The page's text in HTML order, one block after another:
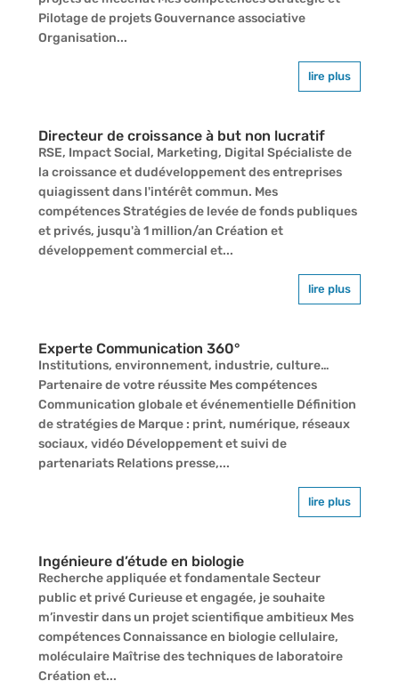
Pilotage de projets Gouvernance associative
Organisation...
lire plus
Directeur de croissance à but non lucratif
RSE, Impact Social, Marketing, Digital Spécialiste de
la croissance et dudéveloppement des entreprises
quiagissent dans l'intérêt commun. Mes
compétences Stratégies de levée de fonds publiques
et privés, jusqu'à 1 million/an Création et
développement commercial et...
lire plus
Experte Communication 360°
Institutions, environnement, industrie, culture…
Partenaire de votre réussite Mes compétences
Communication globale et événementielle Définition
de stratégies de Marque : print, numérique, réseaux
sociaux, vidéo Développement et suivi de
partenariats Relations presse,...
lire plus
Ingénieure d’étude en biologie
Recherche appliquée et fondamentale Secteur
public et privé Curieuse et engagée, je souhaite
m’investir dans un projet scientifique ambitieux Mes
compétences Connaissance en biologie cellulaire,
moléculaire Maîtrise des techniques de laboratoire
Création et...